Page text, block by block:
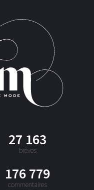
27 163
brèves
176 779
commentaires